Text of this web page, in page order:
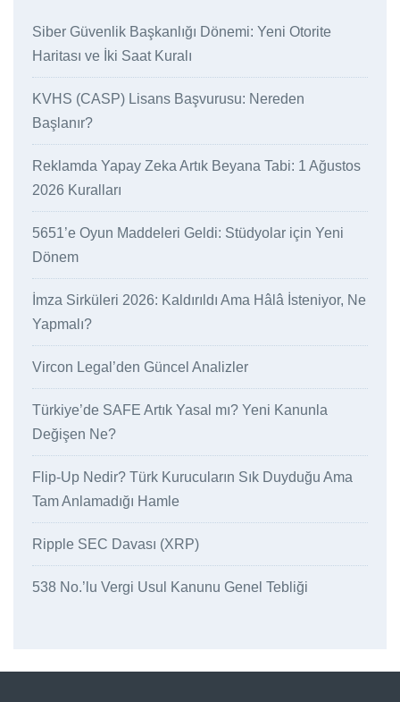
Siber Güvenlik Başkanlığı Dönemi: Yeni Otorite
Haritası ve İki Saat Kuralı
KVHS (CASP) Lisans Başvurusu: Nereden
Başlanır?
Reklamda Yapay Zeka Artık Beyana Tabi: 1 Ağustos
2026 Kuralları
5651’e Oyun Maddeleri Geldi: Stüdyolar için Yeni
Dönem
İmza Sirküleri 2026: Kaldırıldı Ama Hâlâ İsteniyor, Ne
Yapmalı?
Vircon Legal’den Güncel Analizler
Türkiye’de SAFE Artık Yasal mı? Yeni Kanunla
Değişen Ne?
Flip-Up Nedir? Türk Kurucuların Sık Duyduğu Ama
Tam Anlamadığı Hamle
Ripple SEC Davası (XRP)
538 No.’lu Vergi Usul Kanunu Genel Tebliği